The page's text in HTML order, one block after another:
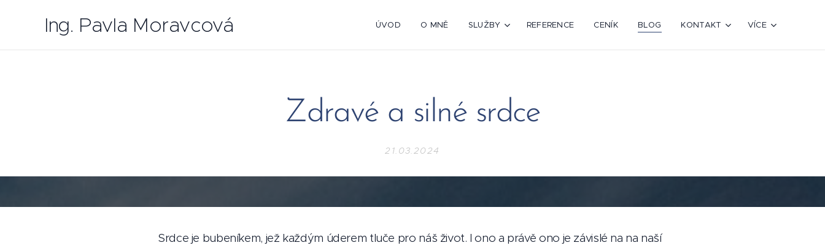
Ing. Pavla Moravcová ÚVOD O MNĚ SLUŽBY REFERENCE CENÍK BLOG KONTAKT VÍCE
Zdravé a silné srdce
21.03.2024
Srdce je bubeníkem, jež každým úderem tluče pro náš život. I ono a právě ono je závislé na na naší